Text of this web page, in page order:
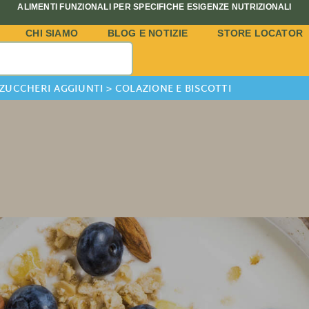
ALIMENTI FUNZIONALI PER SPECIFICHE ESIGENZE NUTRIZIONALI
CHI SIAMO BLOG E NOTIZIE
STORE LOCATOR
AGGIUNTI > COLAZIONE E BISCOTTI